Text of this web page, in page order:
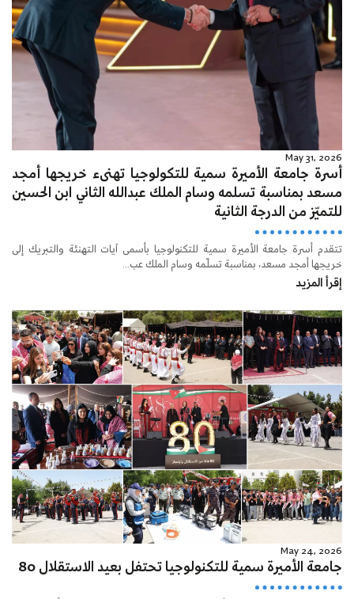
May 31, 2026
أسرة جامعة الأميرة سمية للتكولوجيا تهنىء خريجها أمجد
مسعد بمناسبة تسلمه وسام الملك عبدالله الثاني ابن الحسين
للتميّز من الدرجة الثانية
تتقدم أسرة جامعة الأميرة سمية للتكنولوجيا بأسمى آيات التهنئة والتبريك إلى
خريجها أمجد مسعد، بمناسبة تسلّمه وسام الملك عب...
إقرأ المزيد
May 24, 2026
جامعة الأميرة سمية للتكنولوجيا تحتفل بعيد الاستقلال 80